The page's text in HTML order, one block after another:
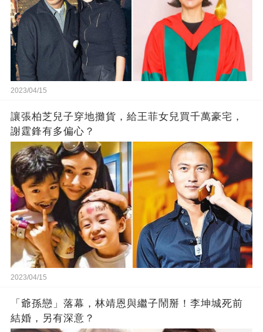
2023/04/15
讓張柏芝兒子穿地攤貨，給王菲女兒買千萬豪宅，
謝霆鋒有多偏心？
2023/04/15
「爺孫戀」落幕，林靖恩與繼子鬧掰！李坤城死前
結婚，另有深意？